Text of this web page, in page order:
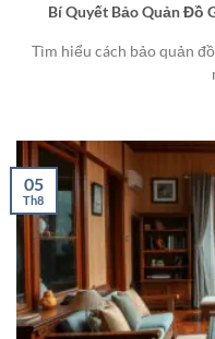
Bí Quyết Bảo Quản Đồ
Tìm hiểu cách bảo quản
05
Th8